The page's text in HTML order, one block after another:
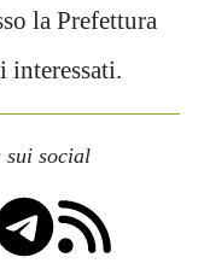
la Prefettura
interessati.
sui social